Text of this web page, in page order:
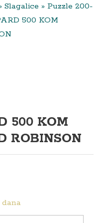
Slagalice » Puzzle 200-
500 KOM
500 KOM
ROBINSON